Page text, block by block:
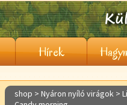
Hírek
shop > Nyáron nyíló virágok >